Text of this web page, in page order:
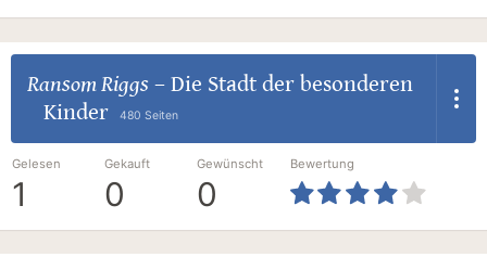
Ransom Riggs – Die Stadt der besonderen
Kinder
480 Seiten
Gelesen
1
Gekauft
0
Gewünscht
0
Bewertung